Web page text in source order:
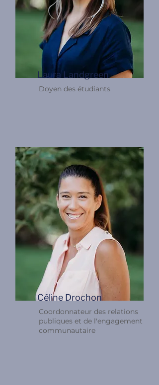
Laura Landgreen
Doyen des étudiants
Céline Drochon
Coordonnateur des relations
publiques et de l'engagement
communautaire